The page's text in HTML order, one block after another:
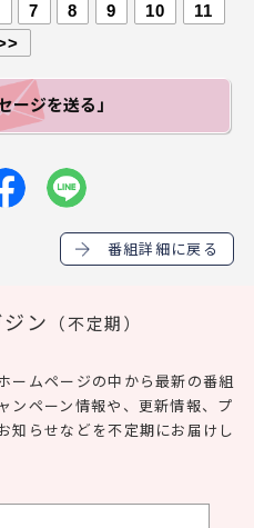
7 8 9 10
11
ージを送る」
番組詳細に戻る
ン （不定期）
ームページの中から最新の番組
ンペーン情報や、更新情報、プ
知らせなどを不定期にお届けし